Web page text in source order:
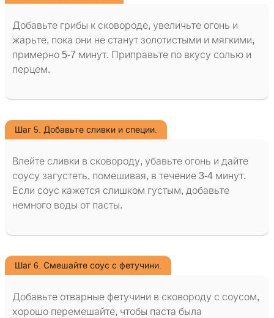
Добавьте грибы к сковороде, увеличьте огонь и
жарьте, пока они не станут золотистыми и мягкими,
примерно 5-7 минут. Приправьте по вкусу солью и
перцем.
Шаг 5. Добавьте сливки и специи.
Влейте сливки в сковороду, убавьте огонь и дайте
соусу загустеть, помешивая, в течение 3-4 минут.
Если соус кажется слишком густым, добавьте
немного воды от пасты.
Шаг 6. Смешайте соус с фетучини.
Добавьте отварные фетучини в сковороду с соусом,
хорошо перемешайте, чтобы паста была